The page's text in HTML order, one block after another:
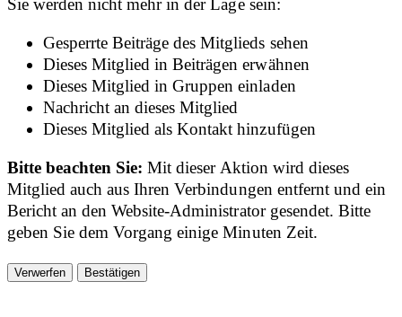
Gesperrte Beiträge des Mitglieds sehen
Dieses Mitglied in Beiträgen erwähnen
Dieses Mitglied in Gruppen einladen
Nachricht an dieses Mitglied
Dieses Mitglied als Kontakt hinzufügen
Bitte beachten Sie:Mit dieser Aktion wird dieses
Mitglied auch aus Ihren Verbindungen entfernt und ein
Bericht an den Website-Administrator gesendet. Bitte
geben Sie dem Vorgang einige Minuten Zeit.
Bestätigen